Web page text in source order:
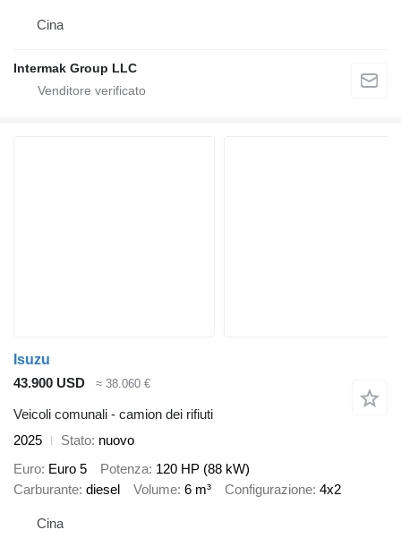
Cina
Intermak Group LLC
Isuzu
43.900 USD
≈ 38.060 €
Veicoli comunali - camion dei rifiuti
2025
Stato nuovo
Euro Euro 5 Potenza 120 HP (88 kW)
Carburante diesel Volume 6 m³ Configurazione 4x2
Cina